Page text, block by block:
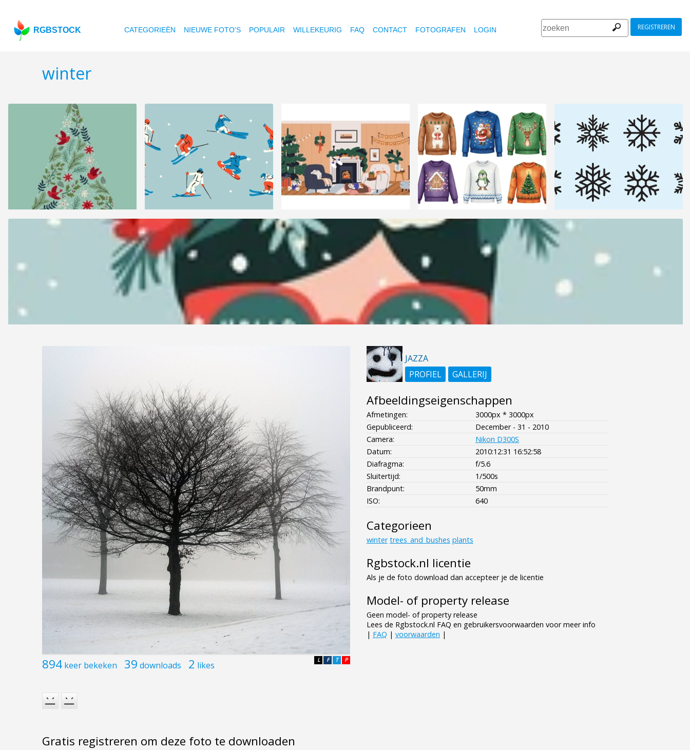
RGBSTOCK CATEGORIEËN NIEUWE FOTO'S POPULAIR WILLEKEURIG FAQ CONTACT FOTOGRAFEN LOGIN REGISTREREN
winter
894 keer bekeken 39 downloads 2 likes P
T
F
L
Gratis registreren om deze foto te downloaden
JAZZA
PROFIEL
GALLERIJ
Afbeeldingseigenschappen
Afmetingen:
3000px * 3000px
Gepubliceerd:
December - 31 - 2010
Camera:
Nikon D300S
Datum:
2010:12:31 16:52:58
Diafragma:
f/5.6
Sluitertijd:
1/500s
Brandpunt:
50mm
ISO:
640
Categorieen
winter trees_and_bushes plants
Rgbstock.nl licentie
Als je de foto download dan accepteer je de licentie
Model- of property release
Geen model- of property release
Lees de Rgbstock.nl FAQ en gebruikersvoorwaarden voor meer info
| FAQ | voorwaarden |